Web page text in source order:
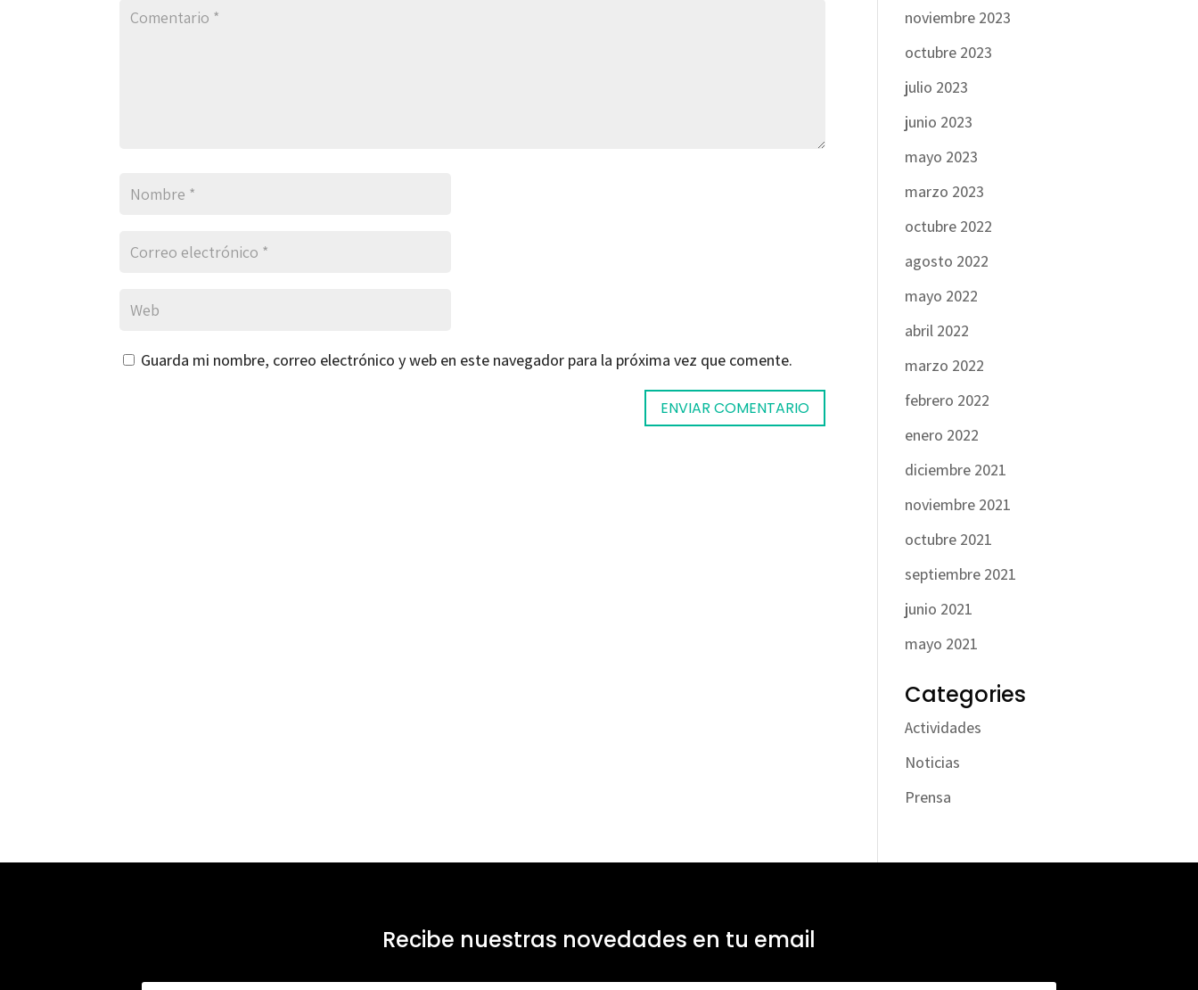
Guarda mi nombre, correo electrónico y web en este navegador para la próxima vez que comente.
noviembre 2023
octubre 2023
julio 2023
junio 2023
mayo 2023
marzo 2023
octubre 2022
agosto 2022
mayo 2022
abril 2022
marzo 2022
febrero 2022
enero 2022
diciembre 2021
noviembre 2021
octubre 2021
septiembre 2021
junio 2021
mayo 2021
Categories
Actividades
Noticias
Prensa
Recibe nuestras novedades en tu email